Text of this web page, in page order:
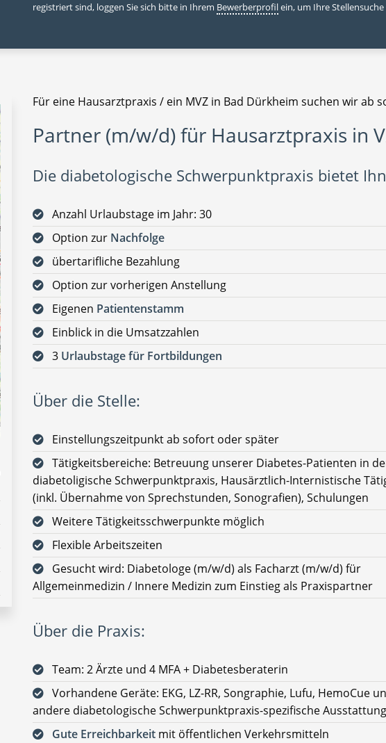
registriert sind, loggen Sie sich bitte in Ihrem Bewerberprofilein, um Ihre
Für eine Hausarztpraxis / ein MVZ in Bad Dürkheim suchen wir ab
Partner (m/w/d) für Hausarztpraxis in
Die diabetologische Schwerpunktpraxis bietet
Anzahl Urlaubstage im Jahr: 30
Option zur Nachfolge
übertarifliche Bezahlung
Option zur vorherigen Anstellung
Eigenen Patientenstamm
Einblick in die Umsatzzahlen
3 Urlaubstage für Fortbildungen
Über die Stelle:
Einstellungszeitpunkt ab sofort oder später
Tätigkeitsbereiche: Betreuung unserer Diabetes-Patienten in
diabetoligische Schwerpunktpraxis, Hausärztlich-Internistische
(inkl. Übernahme von Sprechstunden, Sonografien), Schulungen
Weitere Tätigkeitsschwerpunkte möglich
Flexible Arbeitszeiten
Gesucht wird: Diabetologe (m/w/d) als Facharzt (m/w/d) für
Allgemeinmedizin / Innere Medizin zum Einstieg als Praxispartner
Über die Praxis:
Team: 2 Ärzte und 4 MFA + Diabetesberaterin
Vorhandene Geräte: EKG, LZ-RR, Songraphie, Lufu, HemoCue
andere diabetologische Schwerpunktpraxis-spezifische Ausstattung
Gute Erreichbarkeit mit öffentlichen Verkehrsmitteln